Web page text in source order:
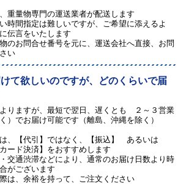
重量物専門の運送業者が配送します
時間指定は難しいですが、ご希望に添えるよ
伝言をいたします
のお問合せ番号を元に、運送会社へ直接、お問
い
て欲しいのですが、どのくらいで届
りますが、最短で翌日、遅くとも ２～３営業
）でお届け可能です（離島、沖縄を除く）
、【代引】ではなく、【振込】 あるいは
カード決済】をおすすめします
交通渋滞などにより、通常のお届け日数より時
がございます
は、余裕を持って、ご注文ください